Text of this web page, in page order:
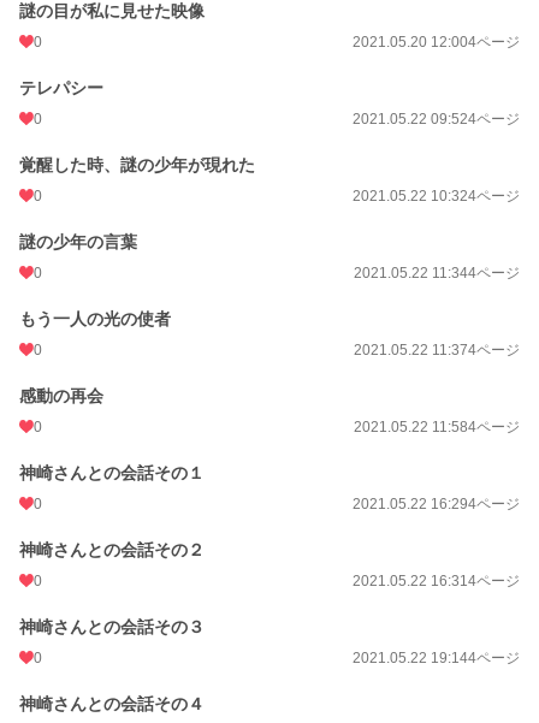
謎の目が私に見せた映像
0 2021.05.20 12:004ページ
テレパシー
0 2021.05.22 09:524ページ
覚醒した時、謎の少年が現れた
0 2021.05.22 10:324ページ
謎の少年の言葉
0 2021.05.22 11:344ページ
もう一人の光の使者
0 2021.05.22 11:374ページ
感動の再会
0 2021.05.22 11:584ページ
神崎さんとの会話その１
0 2021.05.22 16:294ページ
神崎さんとの会話その２
0 2021.05.22 16:314ページ
神崎さんとの会話その３
0 2021.05.22 19:144ページ
神崎さんとの会話その４